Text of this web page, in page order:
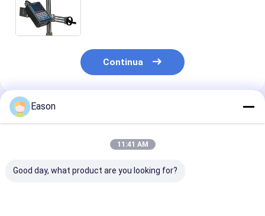
Continua
Prodotti Raccomandati
Eason
11:41 AM
Good day, what product are you looking for?